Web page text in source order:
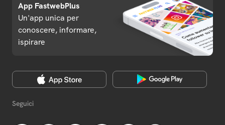
App FastwebPlus
Un'app unica per
conoscere, informare,
ispirare
Seguici